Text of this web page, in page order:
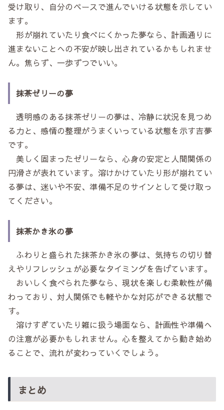
受け取り、自分のペースで進んでいける状態を示してい
ます。
形が崩れていたり食べにくかった夢なら、計画通りに
進まないことへの不安が映し出されているかもしれませ
ん。焦らず、一歩ずつでいい。
抹茶ゼリーの夢
透明感のある抹茶ゼリーの夢は、冷静に状況を見つめ
る力と、感情の整理がうまくいっている状態を示す吉夢
です。
美しく固まったゼリーなら、心身の安定と人間関係の
円滑さが表れています。溶けかけていたり形が崩れてい
る夢は、迷いや不安、準備不足のサインとして受け取っ
てください。
抹茶かき氷の夢
ふわりと盛られた抹茶かき氷の夢は、気持ちの切り替
えやリフレッシュが必要なタイミングを告げています。
おいしく食べられた夢なら、現状を楽しむ柔軟性が備
わっており、対人関係でも軽やかな対応ができる状態で
す。
溶けすぎていたり雑に扱う場面なら、計画性や準備へ
の注意が必要かもしれません。心を整えてから動き始め
ることで、流れが変わっていくでしょう。
まとめ